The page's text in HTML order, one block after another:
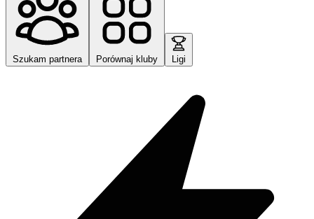
Szukam partnera Porównaj kluby Ligi